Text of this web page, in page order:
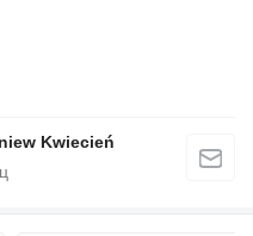
Kwiecień